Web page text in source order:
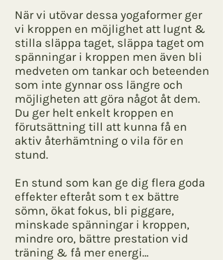
När vi utövar dessa yogaformer ger
vi kroppen en möjlighet att lugnt &
stilla släppa taget, släppa taget om
spänningar i kroppen men även bli
medveten om tankar och beteenden
som inte gynnar oss längre och
möjligheten att göra något åt dem.
Du ger helt enkelt kroppen en
förutsättning till att kunna få en
aktiv återhämtning o vila för en
stund.
En stund som kan ge dig flera goda
effekter efteråt som t ex bättre
sömn, ökat fokus, bli piggare,
minskade spänningar i kroppen,
mindre oro, bättre prestation vid
träning & få mer energi…